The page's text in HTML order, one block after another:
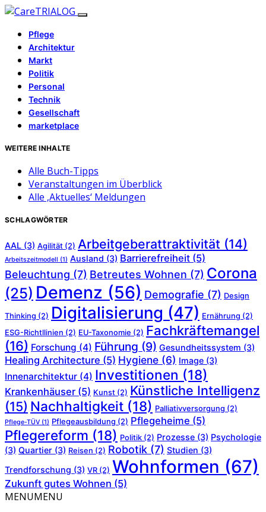
Pflege
Architektur
Markt
Politik
Personal
Technik
Gesellschaft
marketplace
WEITERE INHALTE
Alle Buch-Tipps
Veranstaltungen im Überblick
Alle ‚Aktuelles‘ Meldungen
SCHLAGWÖRTER
AAL (3) Agilität (2) Arbeitgeberattraktivität (14)
Arbeitszeitmodell (1) Ausland (3) Barrierefreiheit (5)
Beleuchtung (7) Betreutes Wohnen (7) Corona
(25) Demenz (56) Demografie (7) Design
Thinking (2) Digitalisierung (47) Ernährung (2)
ESG-Richtllinien (2) EU-Taxonomie (2) Fachkräftemangel
(16) Forschung (4) Führung (9) Gesundheitssystem (3)
Healing Architecture (5) Hygiene (6) Image (3)
Innenarchitektur (4) Investitionen (18)
Krankenhäuser (5) Kunst (2) Künstliche Intelligenz
(15) Nachhaltigkeit (18) Palliativversorgung (2)
Pflege-TÜV (1) Pflegeausbildung (2) Pflegeheime (5)
Pflegereform (18) Politik (2) Prozesse (3) Psychologie
(3) Quartier (3) Reisen (2) Robotik (7) Studien (3)
Trendforschung (3) VR (2) Wohnformen (67)
Zukunft gutes Wohnen (5)
MENUMENU